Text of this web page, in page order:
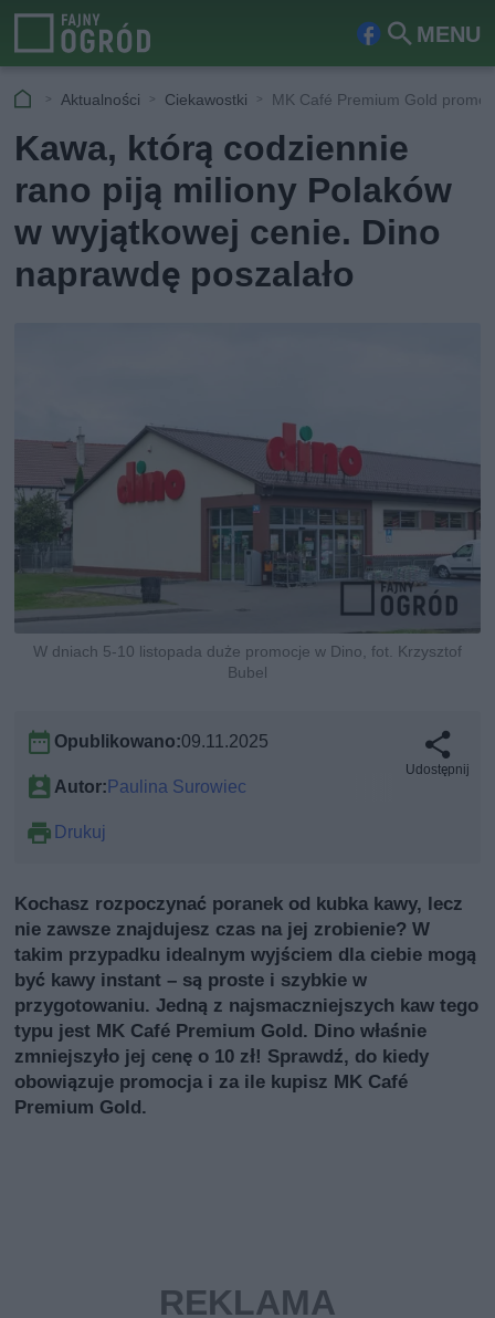
MENU
Fa
ook
Szu
Aktualności Ciekawostki MK Café Premium Gold
Kawa, którą codziennie
rano piją miliony Polaków
w wyjątkowej cenie. Dino
naprawdę poszalało
W dniach 5-10 listopada duże promocje w Dino, fot. Krzysztof
Bubel
Opublikowano:09.11.2025
Autor:Paulina Surowiec
Drukuj
Udostępnij
Kochasz rozpoczynać poranek od kubka kawy, lecz
nie zawsze znajdujesz czas na jej zrobienie? W
takim przypadku idealnym wyjściem dla ciebie mogą
być kawy instant – są proste i szybkie w
przygotowaniu. Jedną z najsmaczniejszych kaw tego
typu jest MK Café Premium Gold. Dino właśnie
zmniejszyło jej cenę o 10 zł! Sprawdź, do kiedy
obowiązuje promocja i za ile kupisz MK Café
Premium Gold.